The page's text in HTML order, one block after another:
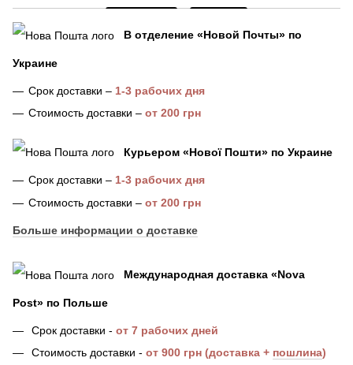
В отделение «Новой Почты» по
Украине
Срок доставки – 1-3 рабочих дня
Стоимость доставки – от 200 грн
Курьером «Нової Пошти» по Украине
Срок доставки – 1-3 рабочих дня
Стоимость доставки – от 200 грн
Больше информации о доставке
Международная доставка «Nova
Post» по Польше
Срок доставки - от 7 рабочих дней
Стоимость доставки - от 900 грн (доставка + пошлина)